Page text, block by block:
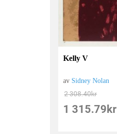
Kelly V
av Sidney Nolan
2 308.40kr
1 315.79 kr